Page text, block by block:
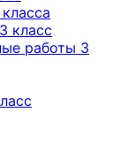
класс
работы 3